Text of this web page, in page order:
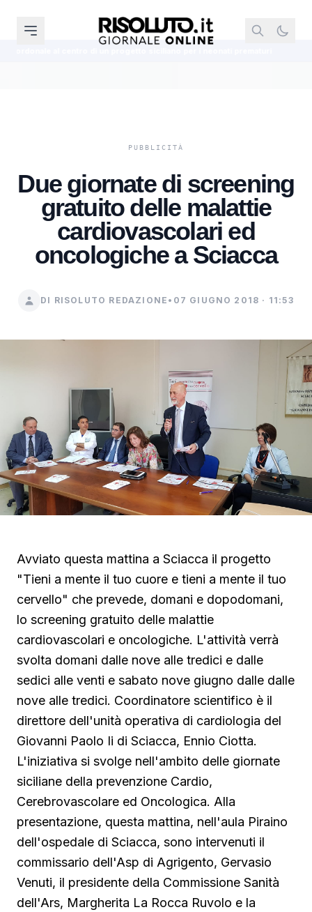
Due giornate di screening
gratuito delle malattie
cardiovascolari ed
oncologiche a Sciacca
DI RISOLUTO REDAZIONE • 07 GIUGNO 2018 · 11:53
Avviato questa mattina a Sciacca il progetto
"Tieni a mente il tuo cuore e tieni a mente il tuo
cervello" che prevede, domani e dopodomani,
lo screening gratuito delle malattie
cardiovascolari e oncologiche. L'attività verrà
svolta domani dalle nove alle tredici e dalle
sedici alle venti e sabato nove giugno dalle dalle
nove alle tredici. Coordinatore scientifico è il
direttore dell'unità operativa di cardiologia del
Giovanni Paolo Ii di Sciacca, Ennio Ciotta.
L'iniziativa si svolge nell'ambito delle giornate
siciliane della prevenzione Cardio,
Cerebrovascolare ed Oncologica. Alla
presentazione, questa mattina, nell'aula Piraino
dell'ospedale di Sciacca, sono intervenuti il
commissario dell'Asp di Agrigento, Gervasio
Venuti, il presidente della Commissione Sanità
dell'Ars, Margherita La Rocca Ruvolo e la